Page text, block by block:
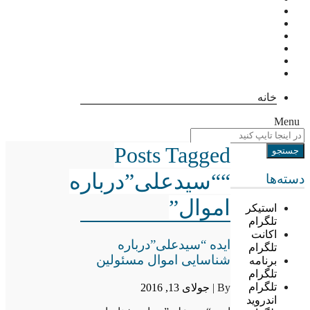
خانه
Menu
دسته‌ها
استیکر
تلگرام
اکانت
تلگرام
برنامه
تلگرام
تلگرام
اندروید
Posts Tagged
““سیدعلی”درباره
اموال”
ایده “سیدعلی”درباره
شناسایی اموال مسئولین
By | جولای 13, 2016